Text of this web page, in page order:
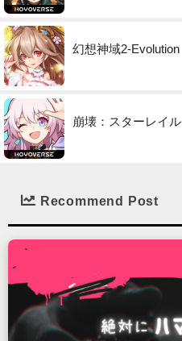
幻想神域2-Evolution
崩壊：スターレイル
Recommend Post